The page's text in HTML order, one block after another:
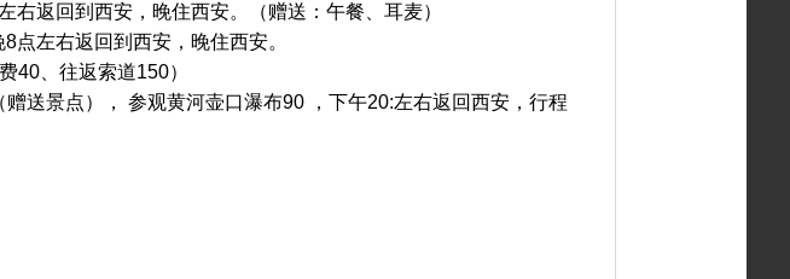
返回到西安，晚住西安。（赠送：午餐、耳麦）
左右返回到西安，晚住西安。
40、往返索道150）
送景点）， 参观黄河壶口瀑布90 ，下午20:左右返回西安，行程